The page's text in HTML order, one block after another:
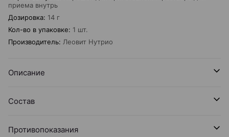
приема внутрь
Дозировка: 14 г
Кол-во в упаковке: 1 шт.
Производитель: Леовит Нутрио
Описание
Состав
Противопоказания